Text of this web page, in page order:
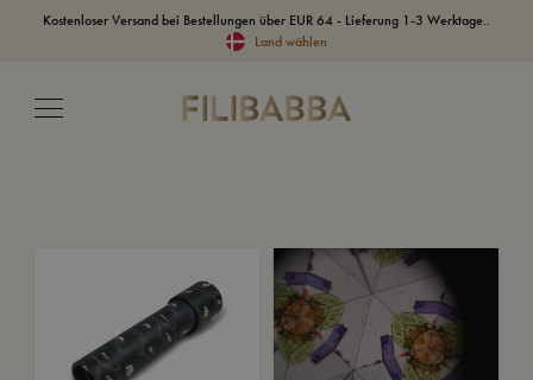
Kostenloser Versand bei Bestellungen über EUR 64 - Lieferung 1-3 Werktage..
Land wählen